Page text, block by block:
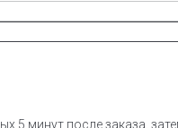
5 минут после заказа,